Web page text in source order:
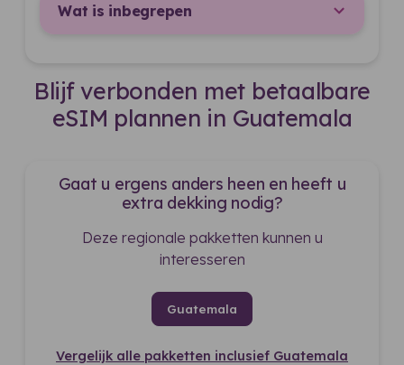
Wat is inbegrepen
Blijf verbonden met betaalbare
eSIM plannen in Guatemala
Gaat u ergens anders heen en heeft u
extra dekking nodig?
Deze regionale pakketten kunnen u
interesseren
Guatemala
Vergelijk alle pakketten inclusief Guatemala